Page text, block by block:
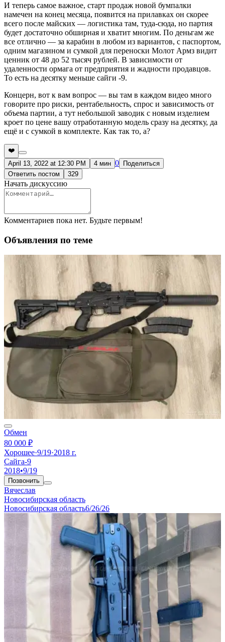
И теперь самое важное, старт продаж новой бумпалки
намечен на конец месяца, появится на прилавках он скорее
всего после майских — логистика там, туда-сюда, но партия
будет достаточно обширная и хватит многим. По деньгам же
все отлично — за карабин в любом из вариантов, с паспортом,
одним магазином и сумкой для переноски Молот Армз видит
ценник от 48 до 52 тысяч рублей. В зависимости от
удаленности ормага от предприятия и жадности продавцов.
То есть на десятку меньше сайги -9.
Концерн, вот к вам вопрос — вы там в каждом видео много
говорите про риски, рентабельность, спрос и зависимость от
объема партии, а тут небольшой заводик с новым изделием
кроет по цене вашу отработанную модель сразу на десятку, да
ещё и с сумкой в комплекте. Как так то, а?
❤️
April 13, 2022 at 12:30 PM
4 мин 0
Поделиться
Ответить постом
329
Начать дискуссию
Комментариев пока нет. Будьте первым!
Объявления по теме
Обмен
80 000 ₽
Хорошее·9/19·2018 г.
Сайга-9
2018•9/19
Позвонить
Вячеслав
Новосибирская область
Новосибирская область6/26/26